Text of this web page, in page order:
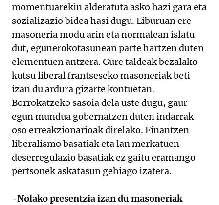
momentuarekin alderatuta asko hazi gara eta
sozializazio bidea hasi dugu. Liburuan ere
masoneria modu arin eta normalean islatu
dut, egunerokotasunean parte hartzen duten
elementuen antzera. Gure taldeak bezalako
kutsu liberal frantseseko masoneriak beti
izan du ardura gizarte kontuetan.
Borrokatzeko sasoia dela uste dugu, gaur
egun mundua gobernatzen duten indarrak
oso erreakzionarioak direlako. Finantzen
liberalismo basatiak eta lan merkatuen
deserregulazio basatiak ez gaitu eramango
pertsonek askatasun gehiago izatera.
-Nolako presentzia izan du masoneriak